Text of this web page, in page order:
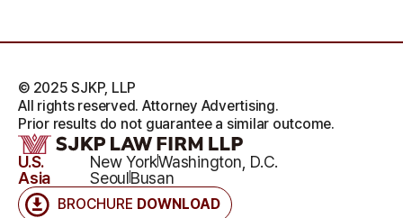
BROCHURE DOWNLOAD
U.S. New YorkWashington, D.C.
Asia
SeoulBusan
© 2025 SJKP, LLP
All rights reserved. Attorney Advertising.
Prior results do not guarantee a similar outcome.